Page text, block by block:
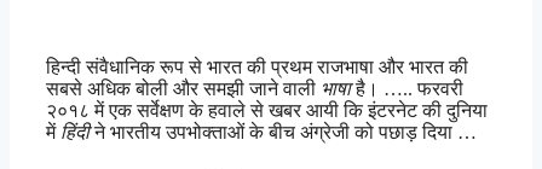
हिन्दी संवैधानिक रूप से भारत की प्रथम राजभाषा और भारत की
सबसे अधिक बोली और समझी जाने वाली भाषाहै। ….. फरवरी
२०१८ में एक सर्वेक्षण के हवाले से खबर आयी कि इंटरनेट की दुनिया
में हिंदीने भारतीय उपभोक्ताओं के बीच अंग्रेजी को पछाड़ दिया …